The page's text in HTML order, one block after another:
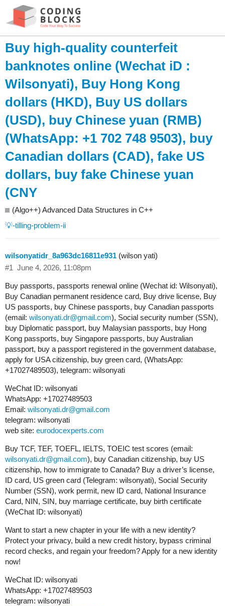
Buy high-quality counterfeit
banknotes online (Wechat iD :
Wilsonyati), Buy Hong Kong
dollars (HKD), Buy US dollars
(USD), buy Chinese yuan (RMB)
(WhatsApp: +1 702 748 9503), buy
Canadian dollars (CAD), fake US
dollars, buy fake Chinese yuan
(CNY
(Algo++) Advanced Data Structures in C++
💡-tilling-problem-ii
wilsonyatidr_8a963dc16811e931 (wilson yati)
June 4, 2026, 11:08pm
#1
Buy passports, passports renewal online (Wechat id: Wilsonyati),
Buy Canadian permanent residence card, Buy drive license, Buy
US passports, buy Chinese passports, buy Canadian passports
(email: wilsonyati.dr@gmail.com), Social security number (SSN),
buy Diplomatic passport, buy Malaysian passports, buy Hong
Kong passports, buy Singapore passports, buy Australian
passport, buy a passport registered in the government database,
apply for USA citizenship, buy green card, (WhatsApp:
+17027489503), telegram: wilsonyati
WeChat ID: wilsonyati
WhatsApp: +17027489503
Email: wilsonyati.dr@gmail.com
telegram: wilsonyati
web site: eurodocexperts.com
Buy TCF, TEF, TOEFL, IELTS, TOEIC test scores (email:
wilsonyati.dr@gmail.com), buy Canadian citizenship, buy US
citizenship, how to immigrate to Canada? Buy a driver’s license,
ID card, US green card (Telegram: wilsonyati), Social Security
Number (SSN), work permit, new ID card, National Insurance
Card, NIN, SIN, buy marriage certificate, buy birth certificate
(WeChat ID: wilsonyati)
Want to start a new chapter in your life with a new identity?
Protect your privacy, build a new credit history, bypass criminal
record checks, and regain your freedom? Apply for a new identity
now!
WeChat ID: wilsonyati
WhatsApp: +17027489503
telegram: wilsonyati